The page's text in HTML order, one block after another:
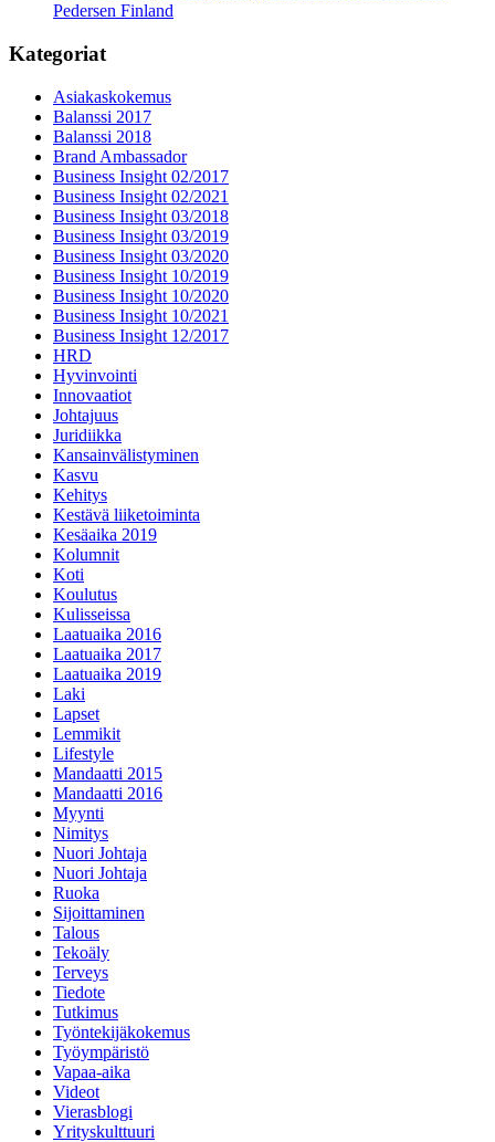
Pedersen Finland
Kategoriat
Asiakaskokemus
Balanssi 2017
Balanssi 2018
Brand Ambassador
Business Insight 02/2017
Business Insight 02/2021
Business Insight 03/2018
Business Insight 03/2019
Business Insight 03/2020
Business Insight 10/2019
Business Insight 10/2020
Business Insight 10/2021
Business Insight 12/2017
HRD
Hyvinvointi
Innovaatiot
Johtajuus
Juridiikka
Kansainvälistyminen
Kasvu
Kehitys
Kestävä liiketoiminta
Kesäaika 2019
Kolumnit
Koti
Koulutus
Kulisseissa
Laatuaika 2016
Laatuaika 2017
Laatuaika 2019
Laki
Lapset
Lemmikit
Lifestyle
Mandaatti 2015
Mandaatti 2016
Myynti
Nimitys
Nuori Johtaja
Nuori Johtaja
Ruoka
Sijoittaminen
Talous
Tekoäly
Terveys
Tiedote
Tutkimus
Työntekijäkokemus
Työympäristö
Vapaa-aika
Videot
Vierasblogi
Yrityskulttuuri